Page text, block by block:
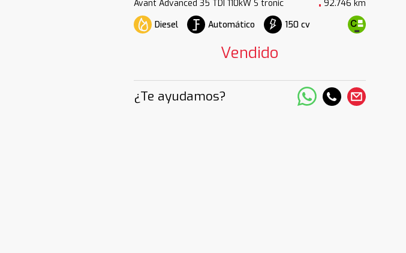
Avant Advanced 35 TDI 110kW S tronic
92.746 km
Diesel
Automático 150 cv
Vendido
¿Te ayudamos?